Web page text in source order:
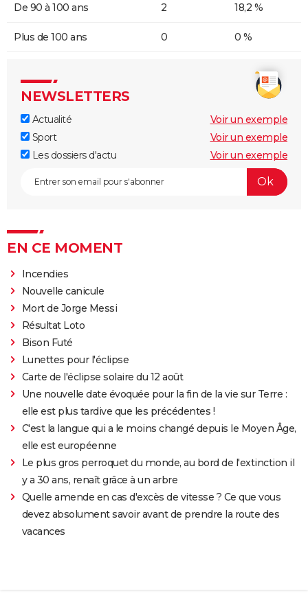
De 90 à 100 ans 2 18,2 %
Plus de 100 ans 0 0 %
NEWSLETTERS
Actualité
Voir un exemple
Sport
Voir un exemple
Les dossiers d'actu
Voir un exemple
EN CE MOMENT
Incendies
Nouvelle canicule
Mort de Jorge Messi
Résultat Loto
Bison Futé
Lunettes pour l'éclipse
Carte de l'éclipse solaire du 12 août
Une nouvelle date évoquée pour la fin de la vie sur Terre :
elle est plus tardive que les précédentes !
C'est la langue qui a le moins changé depuis le Moyen Âge,
elle est européenne
Le plus gros perroquet du monde, au bord de l'extinction il
y a 30 ans, renaît grâce à un arbre
Quelle amende en cas d'excès de vitesse ? Ce que vous
devez absolument savoir avant de prendre la route des
vacances